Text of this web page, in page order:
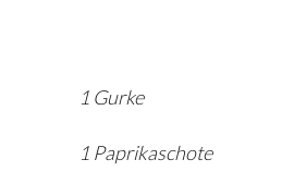
1 Gurke
1 Paprikaschote